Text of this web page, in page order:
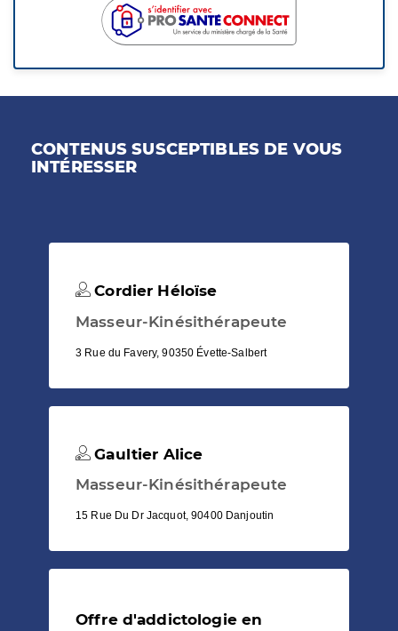
CONTENUS SUSCEPTIBLES DE VOUS
INTÉRESSER
Cordier Héloïse
Masseur-Kinésithérapeute
3 Rue du Favery, 90350 Évette-Salbert
Gaultier Alice
Masseur-Kinésithérapeute
15 Rue Du Dr Jacquot, 90400 Danjoutin
Offre d'addictologie en